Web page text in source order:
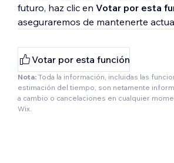
futuro, haz clic en Votar por esta
aseguraremos de mantenerte
Votar por esta función
Nota: Toda la información, incluidas las
estimación del tiempo, son netamente
a cambio o cancelaciones en cualquier
Wix.